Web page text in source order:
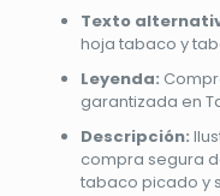
Texto
hoja tabaco y
Leyenda:
garantizada en
Descripción:
compra segura
tabaco picado y